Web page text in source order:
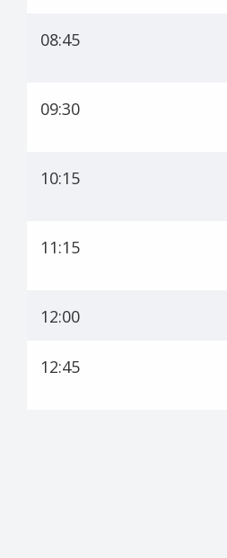
08:45
09:30
10:15
11:15
12:00
12:45